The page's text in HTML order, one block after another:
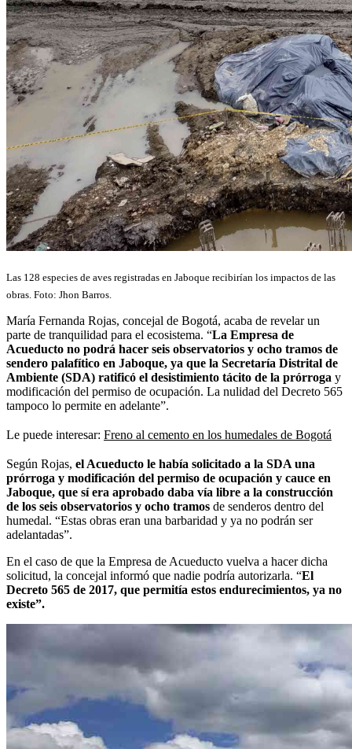
Las 128 especies de aves registradas en Jaboque recibirían los impactos de las
obras. Foto: Jhon Barros.
María Fernanda Rojas, concejal de Bogotá, acaba de revelar un
parte de tranquilidad para el ecosistema. “La Empresa de
Acueducto no podrá hacer seis observatorios y ocho tramos de
sendero palafítico en Jaboque, ya que la Secretaría Distrital de
Ambiente (SDA) ratificó el desistimiento tácito de la prórroga y
modificación del permiso de ocupación. La nulidad del Decreto 565
tampoco lo permite en adelante”.
Le puede interesar: Freno al cemento en los humedales de Bogotá
Según Rojas, el Acueducto le había solicitado a la SDA una
prórroga y modificación del permiso de ocupación y cauce en
Jaboque, que sí era aprobado daba vía libre a la construcción
de los seis observatorios y ocho tramos de senderos dentro del
humedal. “Estas obras eran una barbaridad y ya no podrán ser
adelantadas”.
En el caso de que la Empresa de Acueducto vuelva a hacer dicha
solicitud, la concejal informó que nadie podría autorizarla. “El
Decreto 565 de 2017, que permitía estos endurecimientos, ya no
existe”.